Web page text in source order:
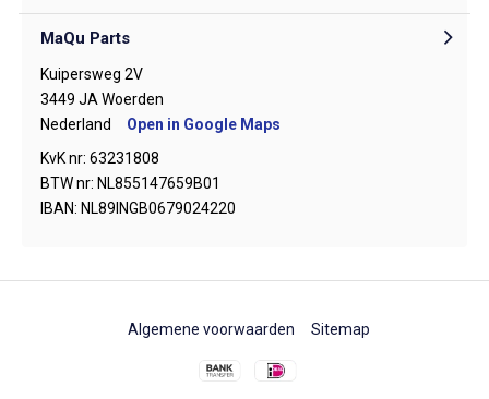
MaQu Parts
Kuipersweg 2V
3449 JA Woerden
Nederland
Open in Google Maps
KvK nr: 63231808
BTW nr: NL855147659B01
IBAN: NL89INGB0679024220
Algemene voorwaarden Sitemap